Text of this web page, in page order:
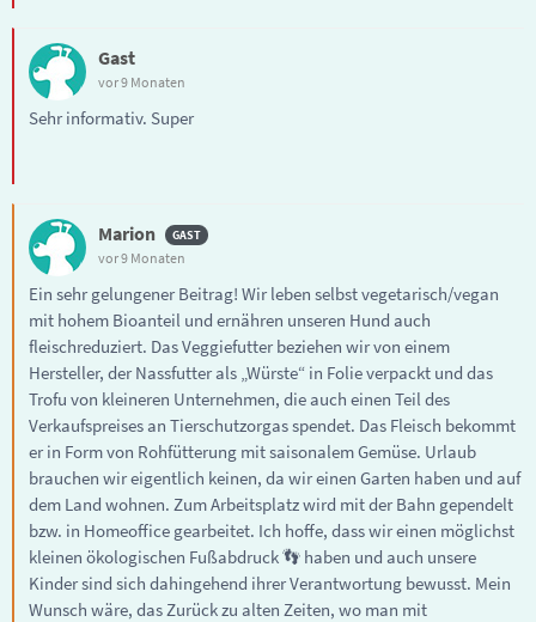
Gast
vor 9 Monaten
Sehr informativ. Super
Marion
vor 9 Monaten
Ein sehr gelungener Beitrag! Wir leben selbst vegetarisch/vegan
mit hohem Bioanteil und ernähren unseren Hund auch
fleischreduziert. Das Veggiefutter beziehen wir von einem
Hersteller, der Nassfutter als „Würste“ in Folie verpackt und das
Trofu von kleineren Unternehmen, die auch einen Teil des
Verkaufspreises an Tierschutzorgas spendet. Das Fleisch bekommt
er in Form von Rohfütterung mit saisonalem Gemüse. Urlaub
brauchen wir eigentlich keinen, da wir einen Garten haben und auf
dem Land wohnen. Zum Arbeitsplatz wird mit der Bahn gependelt
bzw. in Homeoffice gearbeitet. Ich hoffe, dass wir einen möglichst
kleinen ökologischen Fußabdruck 👣 haben und auch unsere
Kinder sind sich dahingehend ihrer Verantwortung bewusst. Mein
Wunsch wäre, das Zurück zu alten Zeiten, wo man mit